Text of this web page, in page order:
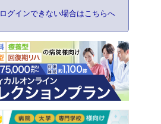
ログインできない場合はこちらへ